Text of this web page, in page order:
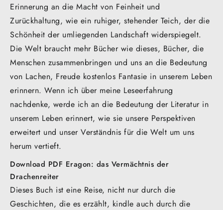
Erinnerung an die Macht von Feinheit und
Zurückhaltung, wie ein ruhiger, stehender Teich, der die
Schönheit der umliegenden Landschaft widerspiegelt.
Die Welt braucht mehr Bücher wie dieses, Bücher, die
Menschen zusammenbringen und uns an die Bedeutung
von Lachen, Freude kostenlos Fantasie in unserem Leben
erinnern. Wenn ich über meine Leseerfahrung
nachdenke, werde ich an die Bedeutung der Literatur in
unserem Leben erinnert, wie sie unsere Perspektiven
erweitert und unser Verständnis für die Welt um uns
herum vertieft.
Download PDF Eragon: das Vermächtnis der
Drachenreiter
Dieses Buch ist eine Reise, nicht nur durch die
Geschichten, die es erzählt, kindle auch durch die